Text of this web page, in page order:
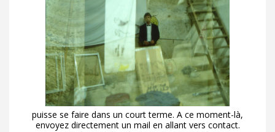
puisse se faire dans un court terme. A ce moment-là,
envoyez directement un mail en allant vers contact.